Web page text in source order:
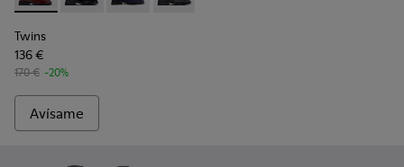
Twins
136 €
170 € -20%
Avísame